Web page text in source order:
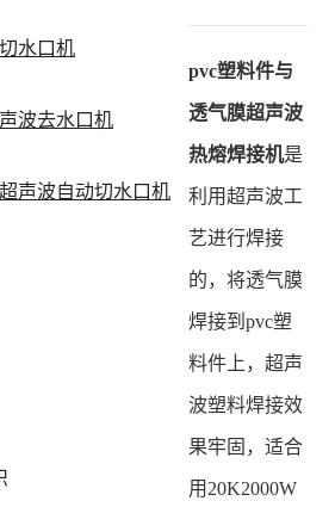
水口机
波去水口机
声波自动切水口机
pvc塑料件与
透气膜超声波
热熔焊接机是
利用超声波工
艺进行焊接
的，将透气膜
焊接到pvc塑
料件上，超声
波塑料焊接效
果牢固，适合
用20K2000W